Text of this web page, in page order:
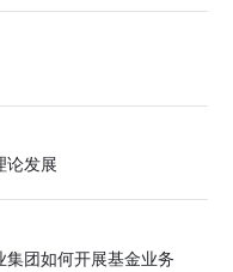
论发展
团如何开展基金业务